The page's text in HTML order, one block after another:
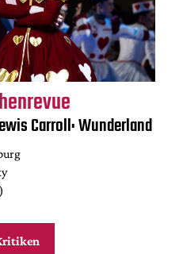
Carroll: Wunderland